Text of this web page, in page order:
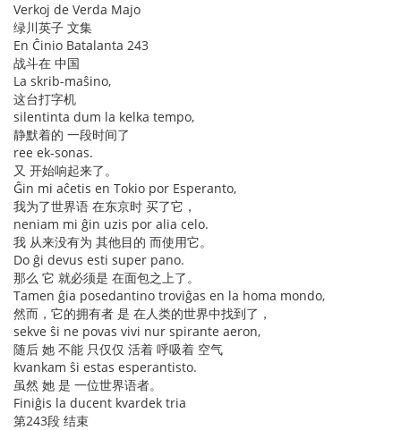
Verkoj de Verda Majo
绿川英子 文集
En Ĉinio Batalanta 243
战斗在 中国
La skrib-maŝino,
这台打字机
silentinta dum la kelka tempo,
静默着的 一段时间了
ree ek-sonas.
又 开始响起来了。
Ĝin mi aĉetis en Tokio por Esperanto,
我为了世界语 在东京时 买了它，
neniam mi ĝin uzis por alia celo.
我 从来没有为 其他目的 而使用它。
Do ĝi devus esti super pano.
那么 它 就必须是 在面包之上了。
Tamen ĝia posedantino troviĝas en la homa mondo,
然而，它的拥有者 是 在人类的世界中找到了，
sekve ŝi ne povas vivi nur spirante aeron,
随后 她 不能 只仅仅 活着 呼吸着 空气
kvankam ŝi estas esperantisto.
虽然 她 是 一位世界语者。
Finiĝis la ducent kvardek tria
第243段 结束